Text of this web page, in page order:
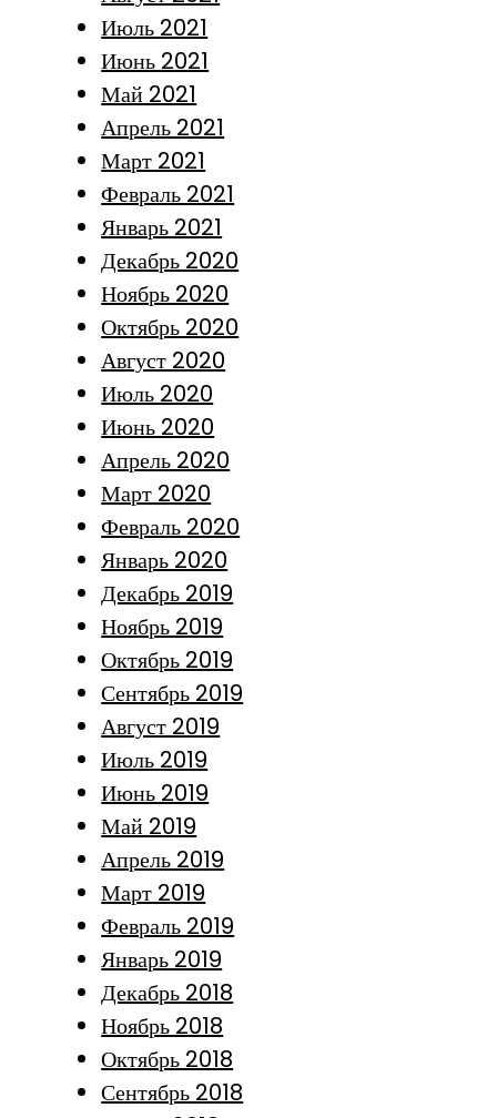
Июль 2021
Июнь 2021
Май 2021
Апрель 2021
Март 2021
Февраль 2021
Январь 2021
Декабрь 2020
Ноябрь 2020
Октябрь 2020
Август 2020
Июль 2020
Июнь 2020
Апрель 2020
Март 2020
Февраль 2020
Январь 2020
Декабрь 2019
Ноябрь 2019
Октябрь 2019
Сентябрь 2019
Август 2019
Июль 2019
Июнь 2019
Май 2019
Апрель 2019
Март 2019
Февраль 2019
Январь 2019
Декабрь 2018
Ноябрь 2018
Октябрь 2018
Сентябрь 2018